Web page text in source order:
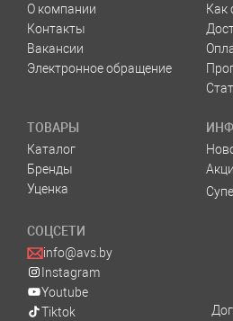
О компании
Контакты
Вакансии
Электронное обращение
Как
ТОВАРЫ
Каталог
Бренды
Уценка
СОЦСЕТИ
info@avs.by
Instagram
Youtube
Tiktok